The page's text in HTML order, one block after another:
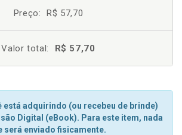
Preço: R$ 57,70
Valor total: R$ 57,70
está adquirindo (ou recebeu de brinde)
Digital (eBook). Para este item, nada
será enviado fisicamente.